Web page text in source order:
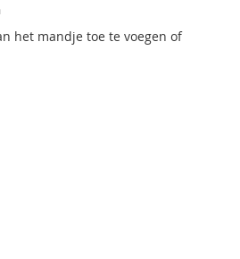
het mandje toe te voegen of